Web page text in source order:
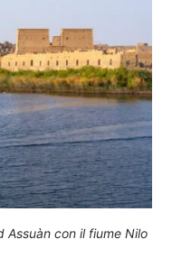
Assuàn con il fiume Nilo